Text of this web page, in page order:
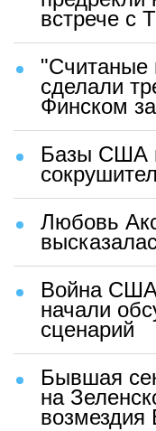
встрече с
"Считаные
сделали
Финском
Базы США
Любовь
Война
начали
сценарий
Бывшая
на